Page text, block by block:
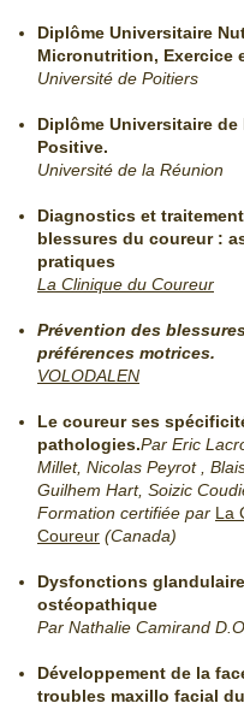
Diplôme Universitaire
Micronutrition, Exercice
Université de Poitiers
Diplôme Universitaire
Positive.
Université de la Réunion
Diagnostics et
blessures du coureur :
pratiques
La Clinique du Coureur
Prévention des
préférences motrices.
VOLODALEN
Le coureur ses
pathologies.Par Eric
Millet, Nicolas Peyrot ,
Guilhem Hart, Soizic
Formation certifiée par La
Coureur (Canada)
Dysfonctions
ostéopathique
Par Nathalie Camirand D.O.
Développement de la
troubles maxillo facial